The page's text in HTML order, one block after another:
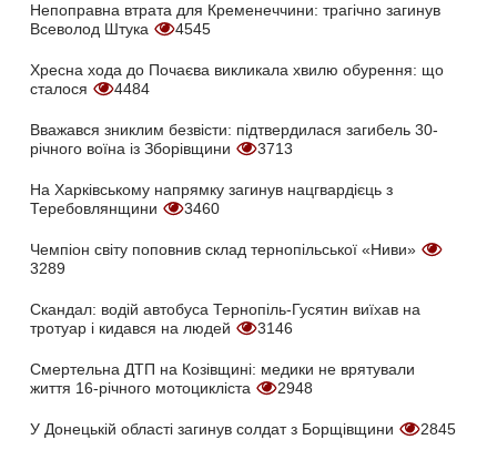
Непоправна втрата для Кременеччини: трагічно загинув
Всеволод Штука
4545
Хресна хода до Почаєва викликала хвилю обурення: що
сталося
4484
Вважався зниклим безвісти: підтвердилася загибель 30-
річного воїна із Зборівщини
3713
На Харківському напрямку загинув нацгвардієць з
Теребовлянщини
3460
Чемпіон світу поповнив склад тернопільської «Ниви»
3289
Скандал: водій автобуса Тернопіль-Гусятин виїхав на
тротуар і кидався на людей
3146
Смертельна ДТП на Козівщині: медики не врятували
життя 16-річного мотоцикліста
2948
У Донецькій області загинув солдат з Борщівщини 2845